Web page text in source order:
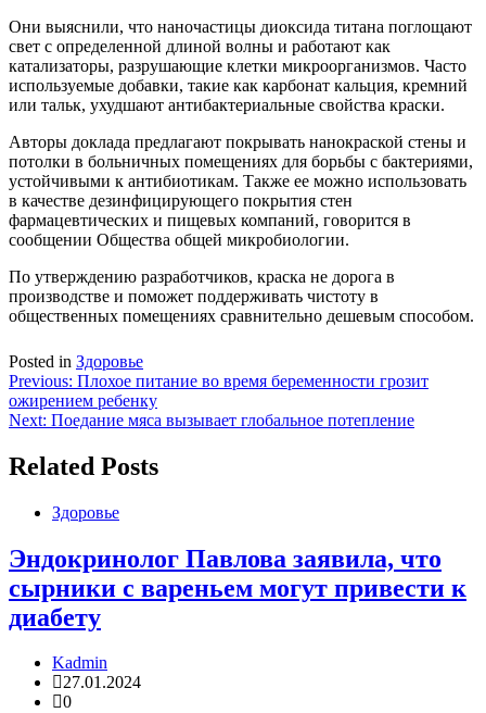
Они выяснили, что наночастицы диоксида титана поглощают
свет с определенной длиной волны и работают как
катализаторы, разрушающие клетки микроорганизмов. Часто
используемые добавки, такие как карбонат кальция, кремний
или тальк, ухудшают антибактериальные свойства краски.
Авторы доклада предлагают покрывать нанокраской стены и
потолки в больничных помещениях для борьбы с бактериями,
устойчивыми к антибиотикам. Также ее можно использовать
в качестве дезинфицирующего покрытия стен
фармацевтических и пищевых компаний, говорится в
сообщении Общества общей микробиологии.
По утверждению разработчиков, краска не дорога в
производстве и поможет поддерживать чистоту в
общественных помещениях сравнительно дешевым способом.
Posted in Здоровье
Навигация
по
Previous: Плохое питание во время беременности грозит
ожирением ребенку
Next: Поедание мяса вызывает глобальное потепление
Related Posts
Здоровье
Эндокринолог Павлова заявила, что
сырники с вареньем могут привести к
диабету
Kadmin
27.01.2024
0